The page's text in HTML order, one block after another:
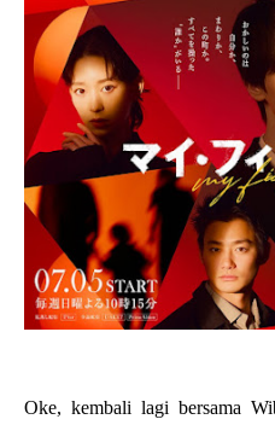
Oke, kembali lagi bersama